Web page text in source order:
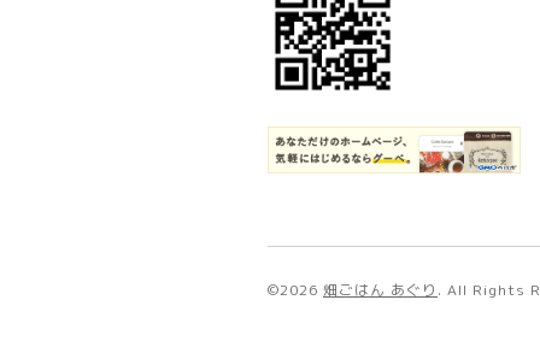
©2026 畑ごはん あぐり . All Rights